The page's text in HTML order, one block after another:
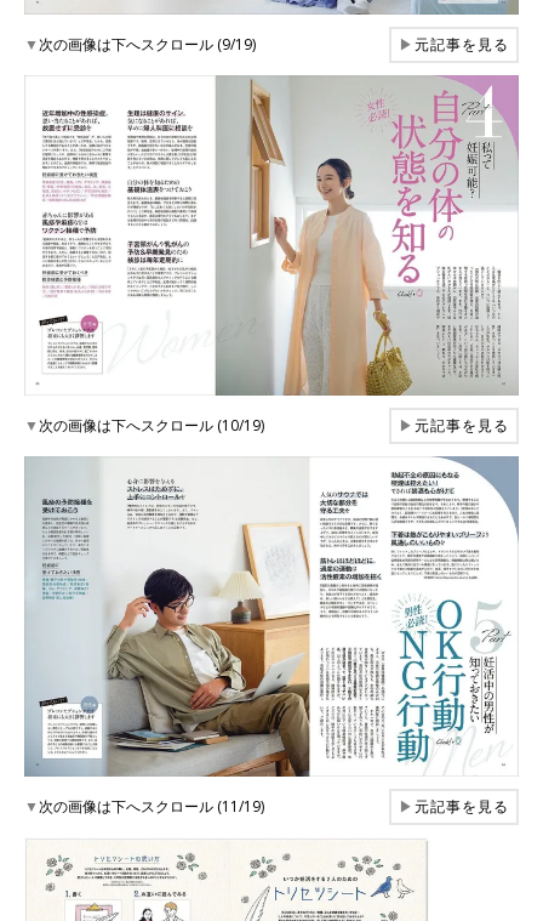
▼次の画像は下へスクロール (9/19) ▶元記事を見る
▼次の画像は下へスクロール (10/19) ▶元記事を見る
▼次の画像は下へスクロール (11/19) ▶元記事を見る